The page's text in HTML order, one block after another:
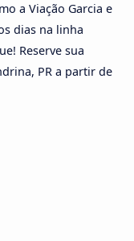
a Viação Garcia e
dias na linha
Reserve sua
PR a partir de